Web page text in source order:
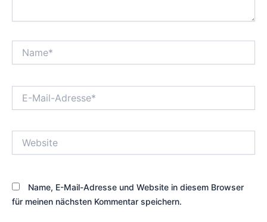
Mail-
Name, E-Mail-Adresse und Website in diesem Browser
für meinen nächsten Kommentar speichern.